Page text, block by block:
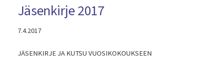
Jäsenkirje 2017
7.4.2017
JÄSENKIRJE JA KUTSU VUOSIKOKOUKSEEN